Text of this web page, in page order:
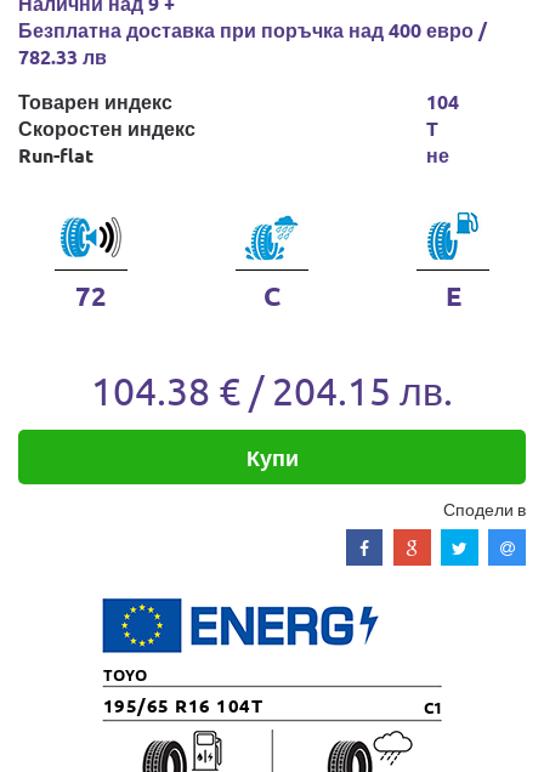
Безплатна доставка при поръчка над 400 евро /
782.33 лв
Товарен индекс
Скоростен индекс
Run-flat
104
T
не
72 C E
104.38 € / 204.15 лв.
Купи
Сподели в
TOYO
195/65 R16 104T C1